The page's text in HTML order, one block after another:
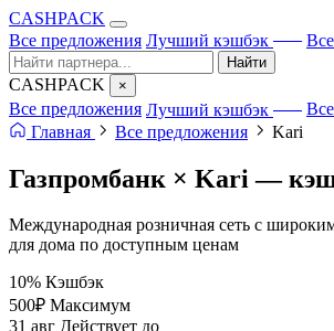
CASHPACK
Все предложения Лучший кэшбэк
Найти
CASHPACK ×
Все предложения Лучший кэшбэк
Главная
Все предложения Kari
Газпромбанк × Kari —
Международная розничная сеть с
для дома по доступным ценам
10% Кэшбэк
500₽ Максимум
31 авг Действует до